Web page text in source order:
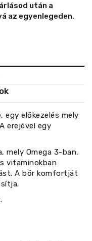
után a
az egyenlegeden.
egy előkezelés mely
erejével egy
mely Omega 3-ban,
vitaminokban
A bőr komfortját